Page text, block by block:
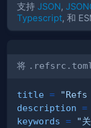
支持 JSON,
Typescript, 和
将 .refsrc.toml
title =
"Refs
description =
keywords =
"